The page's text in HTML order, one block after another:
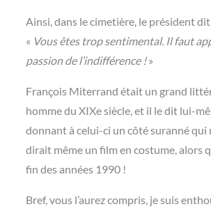
Ainsi, dans le cimetière, le président
« Vous êtes trop sentimental. Il faut
passion de l’indifférence !»
François Miterrand était un grand
homme du XIXe siècle, et il le dit lui-
donnant à celui-ci un côté suranné qui
dirait même un film en costume, alors
fin des années 1990 !
Bref, vous l’aurez compris, je suis